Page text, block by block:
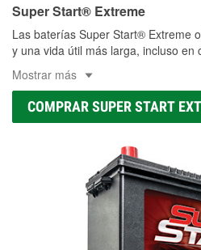
Super Start® Extreme
Las baterías Super Start® Extreme
y una vida útil más larga, incluso en
Mostrar más
COMPRAR SUPER START